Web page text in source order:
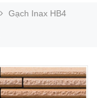
Gạch Inax HB4